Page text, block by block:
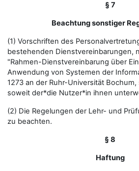
§ 7
Beachtung sonstiger
(1) Vorschriften des
bestehenden Dienstvereinbarungen,
"Rahmen-Dienstvereinbarung über
Anwendung von Systemen der
1273 an der Ruhr-Universität
soweit der*die Nutzer*in ihnen
(2) Die Regelungen der Lehr- und
zu beachten.
§ 8
Haftung